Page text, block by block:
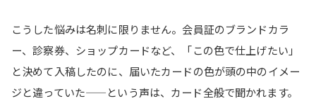
こうした悩みは名刺に限りません。会員証のブランドカラ
ー、診察券、ショップカードなど、「この色で仕上げたい」
と決めて入稿したのに、届いたカードの色が頭の中のイメー
ジと違っていた——という声は、カード全般で聞かれます。